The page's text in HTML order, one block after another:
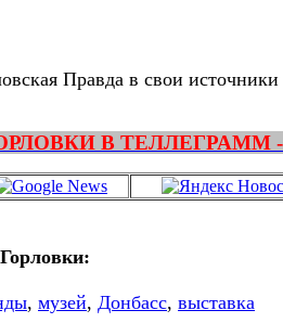
Правда в свои источники
В ТЕЛЛЕГРАММ -
, музей, Донбасс, выставка